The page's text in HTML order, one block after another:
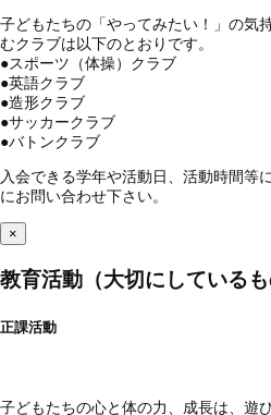
子どもたちの「やってみたい！」の気
むクラブは以下のとおりです。
●スポーツ（体操）クラブ
●英語クラブ
●造形クラブ
●サッカークラブ
●バトンクラブ
入会できる学年や活動日、活動時間等
にお問い合わせ下さい。
×
教育活動（大切にしているも
正課活動
子どもたちの心と体の力、成長は、遊